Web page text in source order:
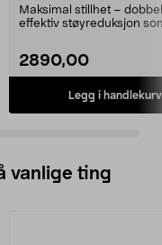
støyreduksjon
Maksimal stillhet –
effektiv støyreduksjon
2890,00
Legg i handlekurv
vanlige ting